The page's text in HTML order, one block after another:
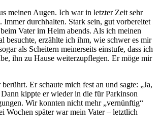
meinen Augen. Ich war in letzter Zeit sehr
Immer durchhalten. Stark sein, gut vorbereitet
Vater im Heim abends. Als ich meinen
besuchte, erzählte ich ihm, wie schwer es mir
als Scheitern meinerseits einstufe, dass ich
ihn zu Hause weiterzupflegen. Er möge mir
Er schaute mich fest an und sagte: „Ja,
kippte er wieder in die für Parkinson
Wir konnten nicht mehr „vernünftig“
Wochen später war mein Vater – letztlich